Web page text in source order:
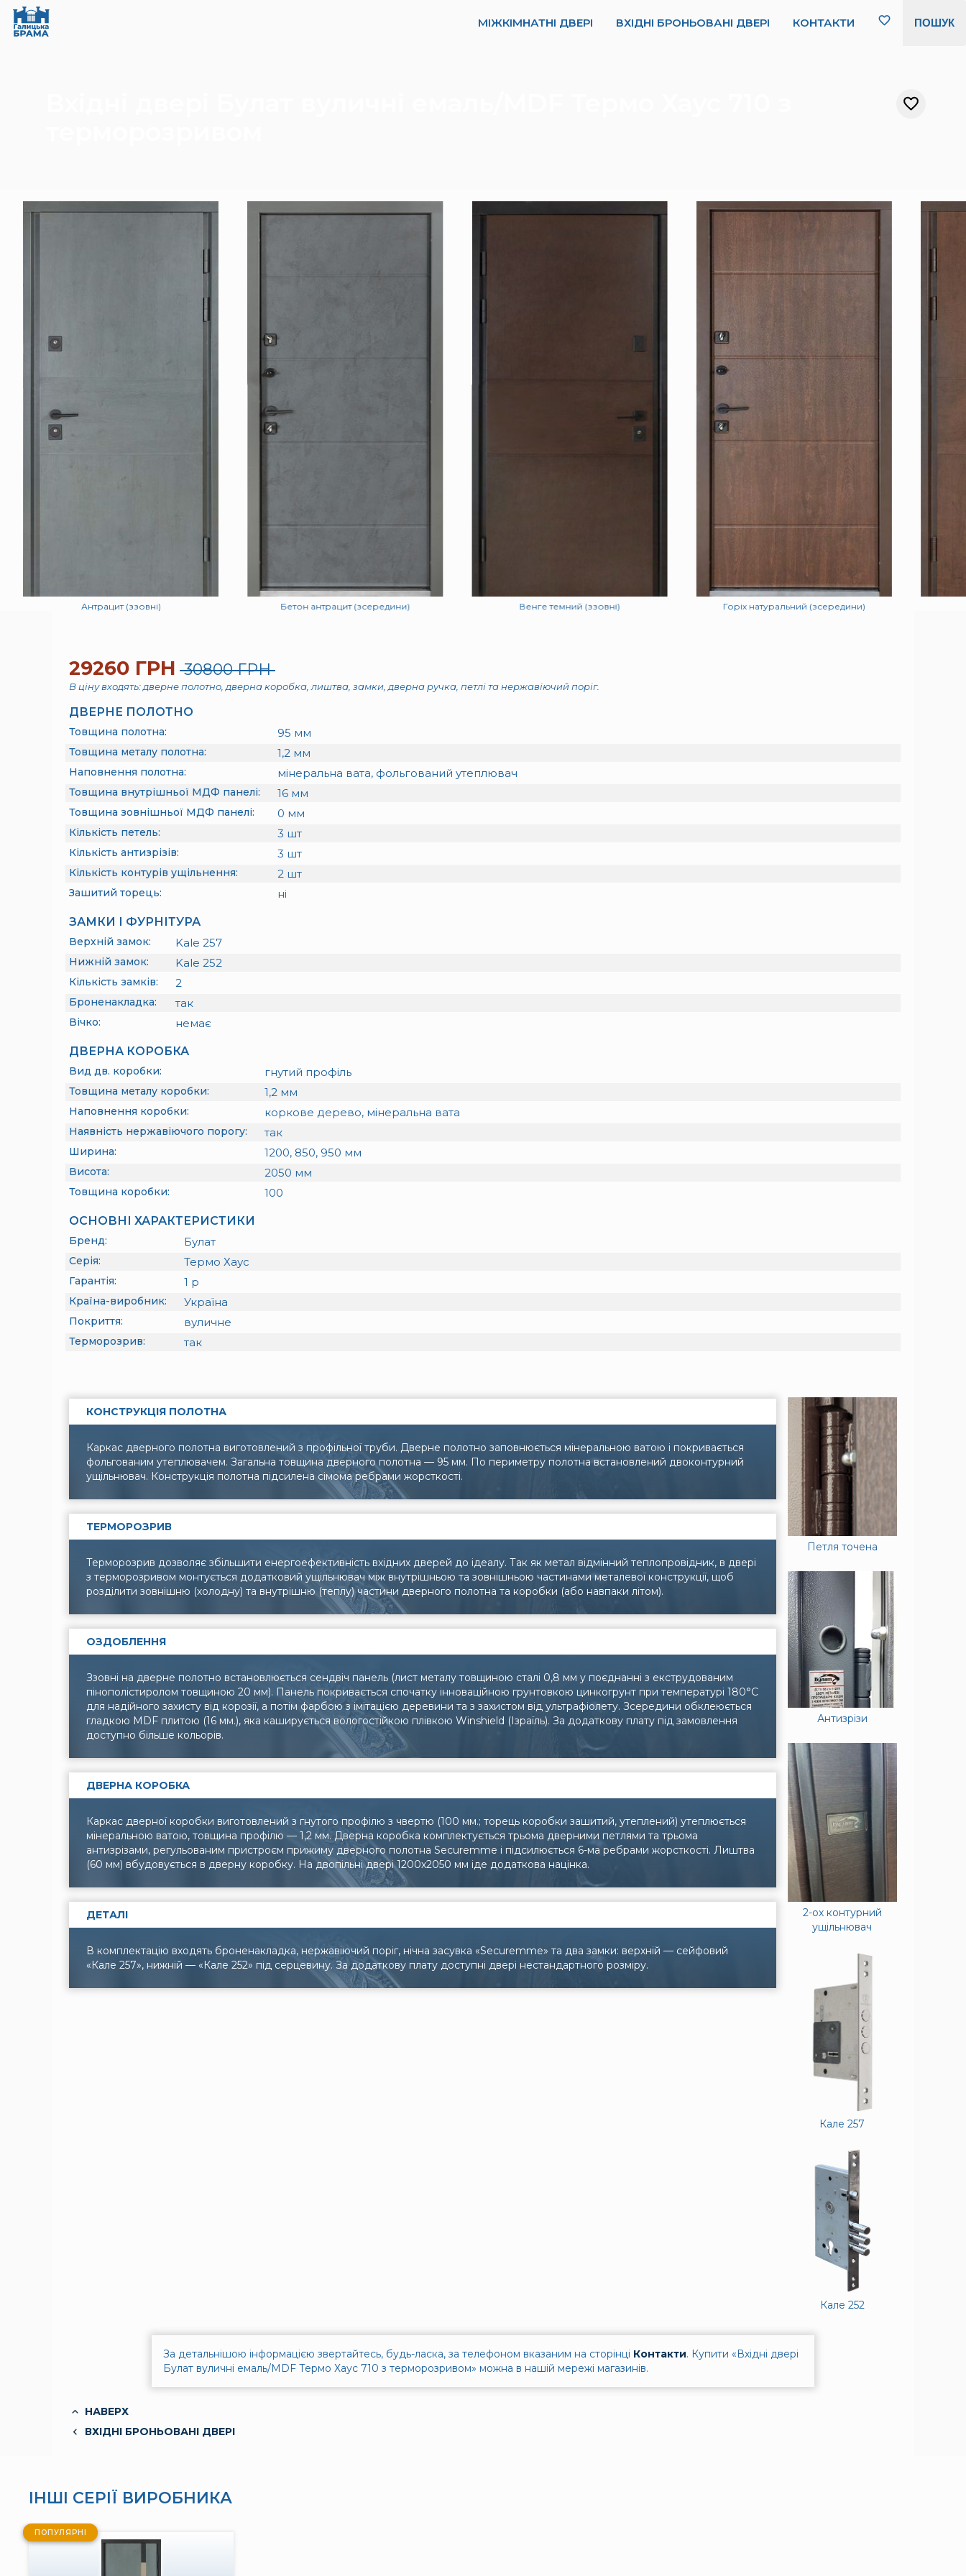
МІЖКІМНАТНІ ДВЕРІ ВХІДНІ БРОНЬОВАНІ ДВЕРІ КОНТАКТИ ПОШУК
Антрацит (ззовні) Бетон антрацит (зсередини) Венге темний (ззовні) Горіх натуральний (зсередини)
29260 ГРН 30800 ГРН
В ціну входять: дверне полотно, дверна коробка, лиштва, замки, дверна ручка, петлі та нержавіючий поріг.
ДВЕРНЕ ПОЛОТНО
Товщина полотна: 95 мм
Товщина металу полотна: 1,2 мм
Наповнення полотна: мінеральна вата, фольгований утеплювач
Товщина внутрішньої МДФ панелі: 16 мм
Товщина зовнішньої МДФ панелі: 0 мм
Кількість петель: 3 шт
Кількість антизрізів: 3 шт
Кількість контурів ущільнення: 2 шт
Зашитий торець: ні
ЗАМКИ І ФУРНІТУРА
Верхній замок: Kale 257
Нижній замок: Kale 252
Кількість замків: 2
Броненакладка: так
Вічко: немає
ДВЕРНА КОРОБКА
Вид дв. коробки: гнутий профіль
Товщина металу коробки: 1,2 мм
Наповнення коробки: коркове дерево, мінеральна вата
Наявність нержавіючого порогу: так
Ширина: 1200, 850, 950 мм
Висота: 2050 мм
Товщина коробки: 100
ОСНОВНІ ХАРАКТЕРИСТИКИ
Бренд: Булат
Серія: Термо Хаус
Гарантія: 1 р
Країна-виробник: Україна
Покриття: вуличне
Терморозрив: так
КОНСТРУКЦІЯ ПОЛОТНА
Каркас дверного полотна виготовлений з профільної труби. Дверне полотно заповнюється мінеральною ватою і покривається
фольгованим утеплювачем. Загальна товщина дверного полотна — 95 мм. По периметру полотна встановлений двоконтурний
ущільнювач. Конструкція полотна підсилена сімома ребрами жорсткості.
ТЕРМОРОЗРИВ
Терморозрив дозволяє збільшити енергоефективність вхідних дверей до ідеалу. Так як метал відмінний теплопровідник, в двері
з терморозривом монтується додатковий ущільнювач між внутрішньою та зовнішньою частинами металевої конструкції, щоб
розділити зовнішню (холодну) та внутрішню (теплу) частини дверного полотна та коробки (або навпаки літом).
ОЗДОБЛЕННЯ
Ззовні на дверне полотно встановлюється сендвіч панель (лист металу товщиною сталі 0,8 мм у поєднанні з екструдованим
пінополістиролом товщиною 20 мм). Панель покривається спочатку інноваційною грунтовкою цинкогрунт при температурі 180°C
для надійного захисту від корозії, а потім фарбою з імітацією деревини та з захистом від ультрафіолету. Зсередини обклеюється
гладкою MDF плитою (16 мм.), яка каширується вологостійкою плівкою Winshield (Ізраїль). За додаткову плату під замовлення
доступно більше кольорів.
ДВЕРНА КОРОБКА
Каркас дверної коробки виготовлений з гнутого профілю з чвертю (100 мм.; торець коробки зашитий, утеплений) утеплюється
мінеральною ватою, товщина профілю — 1,2 мм. Дверна коробка комплектується трьома дверними петлями та трьома
антизрізами, регульованим пристроєм прижиму дверного полотна Securemme і підсилюється 6-ма ребрами жорсткості. Лиштва
(60 мм) вбудовується в дверну коробку. На двопільні двері 1200х2050 мм іде додаткова націнка.
ДЕТАЛІ
В комплектацію входять броненакладка, нержавіючий поріг, нічна засувка «Securemme» та два замки: верхній — сейфовий
«Кале 257», нижній — «Кале 252» під серцевину. За додаткову плату доступні двері нестандартного розміру.
Петля точена
Антизрізи
2-ох контурний
ущільнювач
Кале 257
Кале 252
За детальнішою інформацією звертайтесь, будь-ласка, за телефоном вказаним на сторінці Контакти. Купити «Вхідні двері
Булат вуличні емаль/MDF Термо Хаус 710 з терморозривом» можна в нашій мережі магазинів.
НАВЕРХ
ВХІДНІ БРОНЬОВАНІ ДВЕРІ
ІНШІ СЕРІЇ ВИРОБНИКА
ПОПУЛЯРНІ